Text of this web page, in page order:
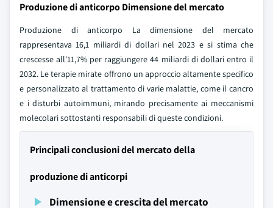
Produzione di anticorpo Dimensione del mercato
Produzione di anticorpo La dimensione del mercato
rappresentava 16,1 miliardi di dollari nel 2023 e si stima che
crescesse all'11,7% per raggiungere 44 miliardi di dollari entro il
2032. Le terapie mirate offrono un approccio altamente specifico
e personalizzato al trattamento di varie malattie, come il cancro
e i disturbi autoimmuni, mirando precisamente ai meccanismi
molecolari sottostanti responsabili di queste condizioni.
Principali conclusioni del mercato della
produzione di anticorpi
Dimensione e crescita del mercato